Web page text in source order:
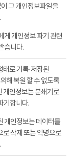
그 개인정보파일을
게 개인정보 파기 관련
습니다.
태로 기록·저장된
해 복원 할 수 없도록
개인정보는 분쇄기로
기합니다.
개인정보는 데이터를
삭제 또는 익명으로